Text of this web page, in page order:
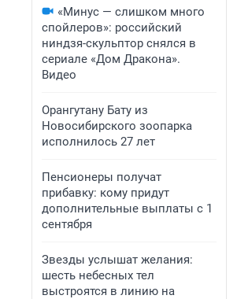
«Минус — слишком много
спойлеров»: российский
ниндзя-скульптор снялся в
сериале «Дом Дракона».
Видео
Орангутану Бату из
Новосибирского зоопарка
исполнилось 27 лет
Пенсионеры получат
прибавку: кому придут
дополнительные выплаты с 1
сентября
Звезды услышат желания:
шесть небесных тел
выстроятся в линию на